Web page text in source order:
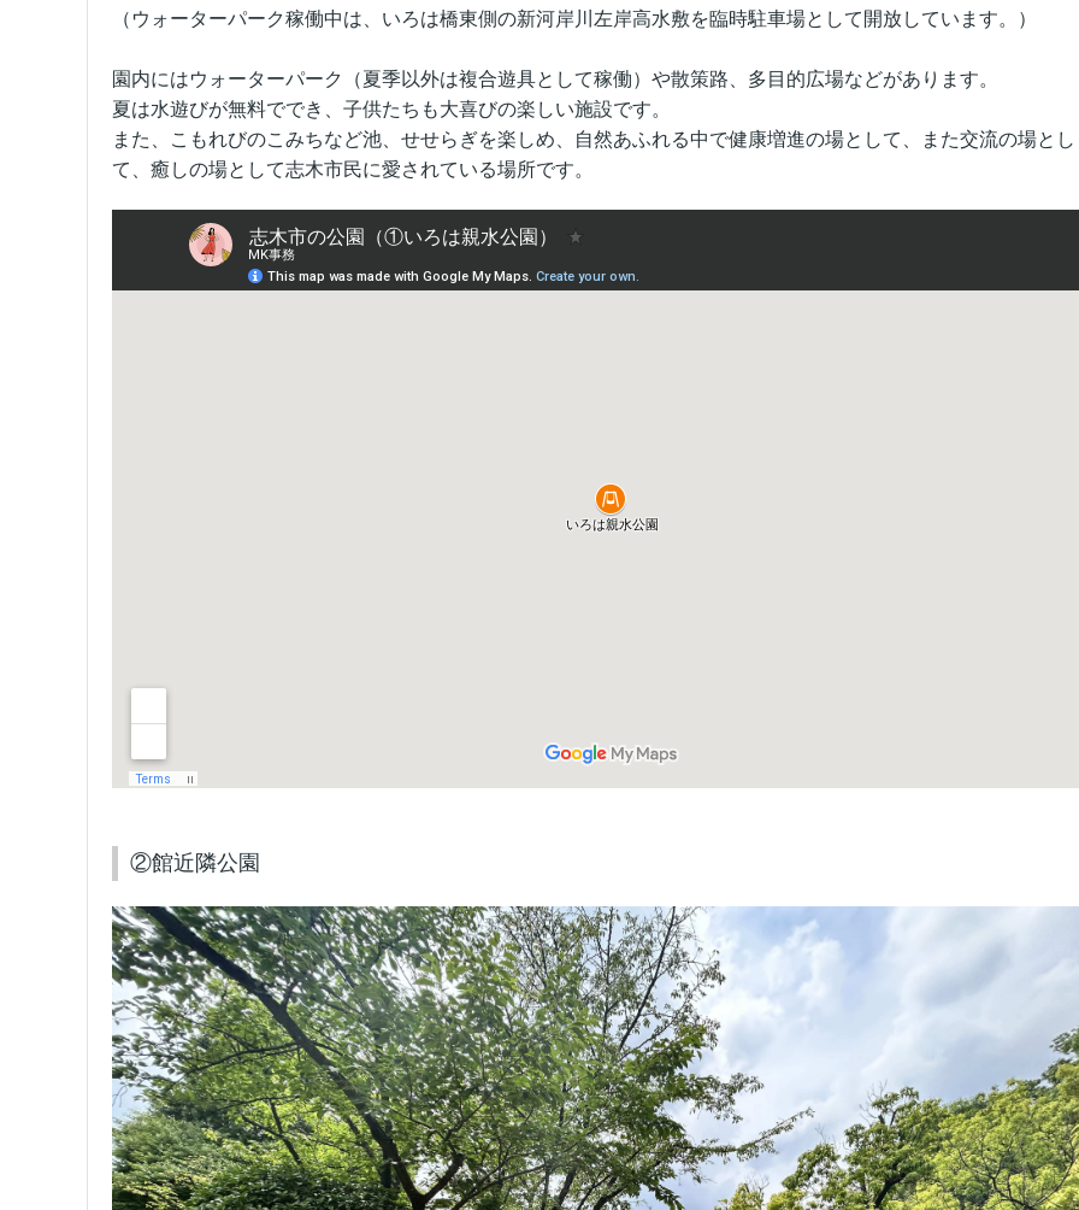
（ウォーターパーク稼働中は、いろは橋東側の新河岸川左岸高水敷を臨時駐車場として開放しています。）
園内にはウォーターパーク（夏季以外は複合遊具として稼働）や散策路、多目的広場などがあります。
夏は水遊びが無料ででき、子供たちも大喜びの楽しい施設です。
また、こもれびのこみちなど池、せせらぎを楽しめ、自然あふれる中で健康増進の場として、また交流の場とし
て、癒しの場として志木市民に愛されている場所です。
②館近隣公園